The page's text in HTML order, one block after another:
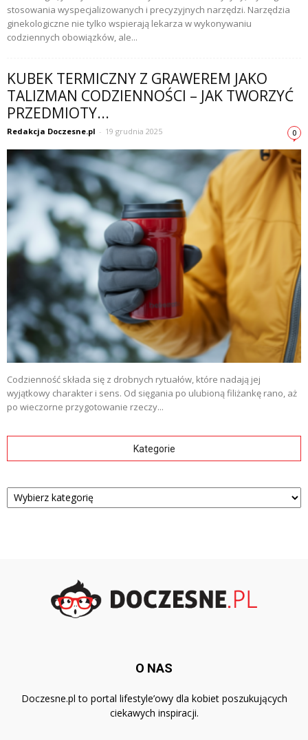
stosowania wyspecjalizowanych i precyzyjnych narzędzi. Narzędzia
ginekologiczne nie tylko wspierają lekarza w wykonywaniu
codziennych obowiązków, ale...
KUBEK TERMICZNY Z GRAWEREM JAKO
TALIZMAN CODZIENNOŚCI – JAK TWORZYĆ
PRZEDMIOTY...
Redakcja Doczesne.pl - 19 grudnia 2025 0
Codzienność składa się z drobnych rytuałów, które nadają jej
wyjątkowy charakter i sens. Od sięgania po ulubioną filiżankę rano, aż
po wieczorne przygotowanie rzeczy...
Kategorie
Kategorie
O NAS
Doczesne.pl to portal lifestyle’owy dla kobiet poszukujących
ciekawych inspiracji.